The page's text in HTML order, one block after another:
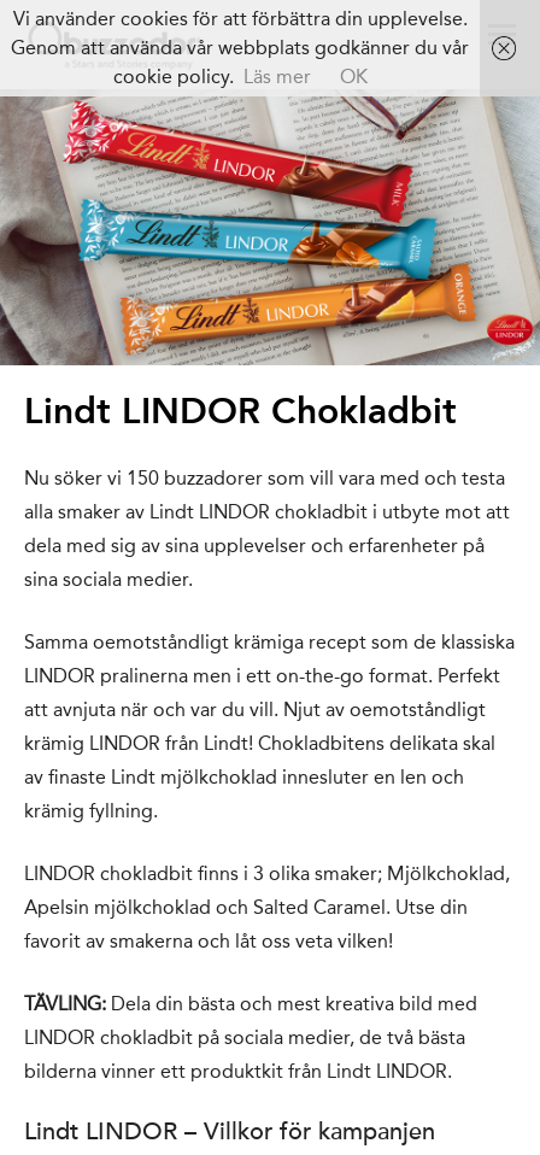
Lindt LINDOR Chokladbit
Nu söker vi 150 buzzadorer som vill vara med och testa
alla smaker av Lindt LINDOR chokladbit i utbyte mot att
dela med sig av sina upplevelser och erfarenheter på
sina sociala medier.
Samma oemotståndligt krämiga recept som de klassiska
LINDOR pralinerna men i ett on-the-go format. Perfekt
att avnjuta när och var du vill. Njut av oemotståndligt
krämig LINDOR från Lindt! Chokladbitens delikata skal
av finaste Lindt mjölkchoklad innesluter en len och
krämig fyllning.
LINDOR chokladbit finns i 3 olika smaker; Mjölkchoklad,
Apelsin mjölkchoklad och Salted Caramel. Utse din
favorit av smakerna och låt oss veta vilken!
TÄVLING: Dela din bästa och mest kreativa bild med
LINDOR chokladbit på sociala medier, de två bästa
bilderna vinner ett produktkit från Lindt LINDOR.
Lindt LINDOR – Villkor för kampanjen
Vi använder cookies för att förbättra din upplevelse.
Genom att använda vår webbplats godkänner du vår
cookie policy. Läs mer OK